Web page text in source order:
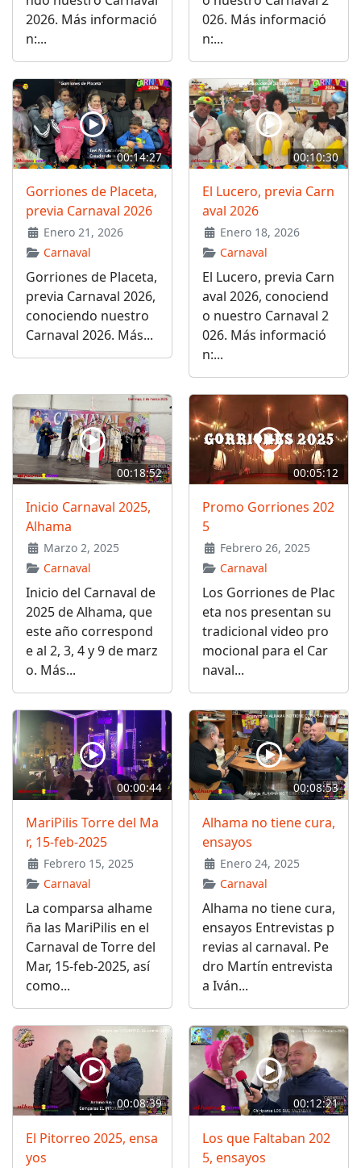
2026. Más informació
n:...
026. Más informació
n:...
00:14:27
Gorriones de Placeta,
previa Carnaval 2026
Enero 21, 2026
Carnaval
Gorriones de Placeta,
previa Carnaval 2026,
conociendo nuestro
Carnaval 2026. Más...
00:10:30
El Lucero, previa Carn
aval 2026
Enero 18, 2026
Carnaval
El Lucero, previa Carn
aval 2026, conociend
o nuestro Carnaval 2
026. Más informació
n:...
00:18:52
Inicio Carnaval 2025,
Alhama
Marzo 2, 2025
Carnaval
Inicio del Carnaval de
2025 de Alhama, que
este año correspond
e al 2, 3, 4 y 9 de marz
o. Más...
00:05:12
Promo Gorriones 202
5
Febrero 26, 2025
Carnaval
Los Gorriones de Plac
eta nos presentan su
tradicional video pro
mocional para el Car
naval...
00:00:44
MariPilis Torre del Ma
r, 15-feb-2025
Febrero 15, 2025
Carnaval
La comparsa alhame
ña las MariPilis en el
Carnaval de Torre del
Mar, 15-feb-2025, así
como...
00:08:53
Alhama no tiene cura,
ensayos
Enero 24, 2025
Carnaval
Alhama no tiene cura,
ensayos Entrevistas p
revias al carnaval. Pe
dro Martín entrevista
a Iván...
00:08:39
El Pitorreo 2025, ensa
yos
00:12:21
Los que Faltaban 202
5, ensayos